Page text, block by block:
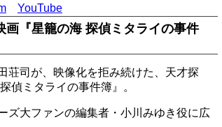
YouTube
『星籠の海 探偵ミタライの事件
荘司が、映像化を拒み続けた、天才探
偵ミタライの事件簿』。
ズ大ファンの編集者・小川みゆき役に広